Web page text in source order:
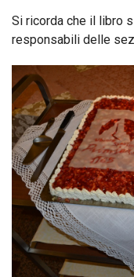
Si ricorda che il libro
responsabili delle